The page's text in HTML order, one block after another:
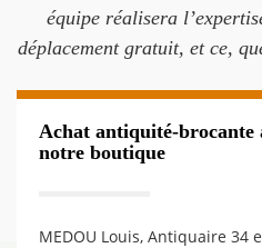
équipe réalisera
déplacement gratuit, et ce,
Achat antiquité-
notre boutique
MEDOU Louis, Antiquaire 34